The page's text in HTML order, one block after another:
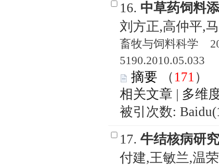
16. 中草药饲料
刘方正,高仲平,
畜牧与饲料科学
5190.2010.05.033
摘要 （ 171
相关文章 | 多维
被引次数: Baidu(
17. 牛结核病研
付建,王敏兰,温